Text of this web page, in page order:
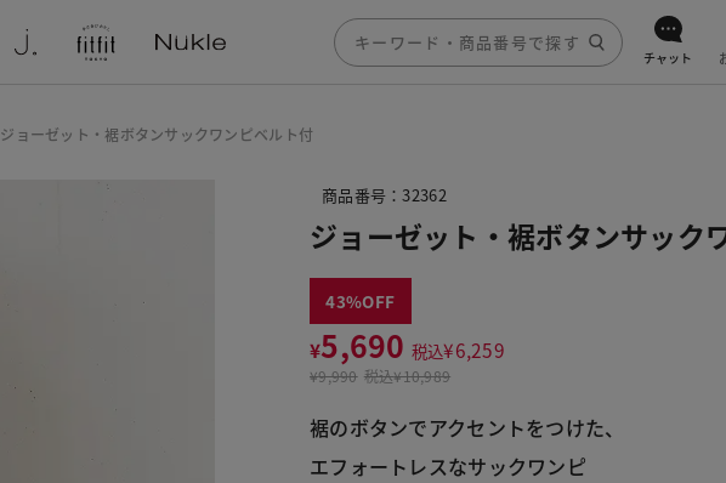
チャット
ジョーゼット・裾ボタンサックワンピベルト付
商品番号：32362
ジョーゼット・裾ボタンサック
43
¥5,690 税込¥6,259
¥9,990 税込¥10,989
裾のボタンでアクセントをつけた、
エフォートレスなサックワンピ